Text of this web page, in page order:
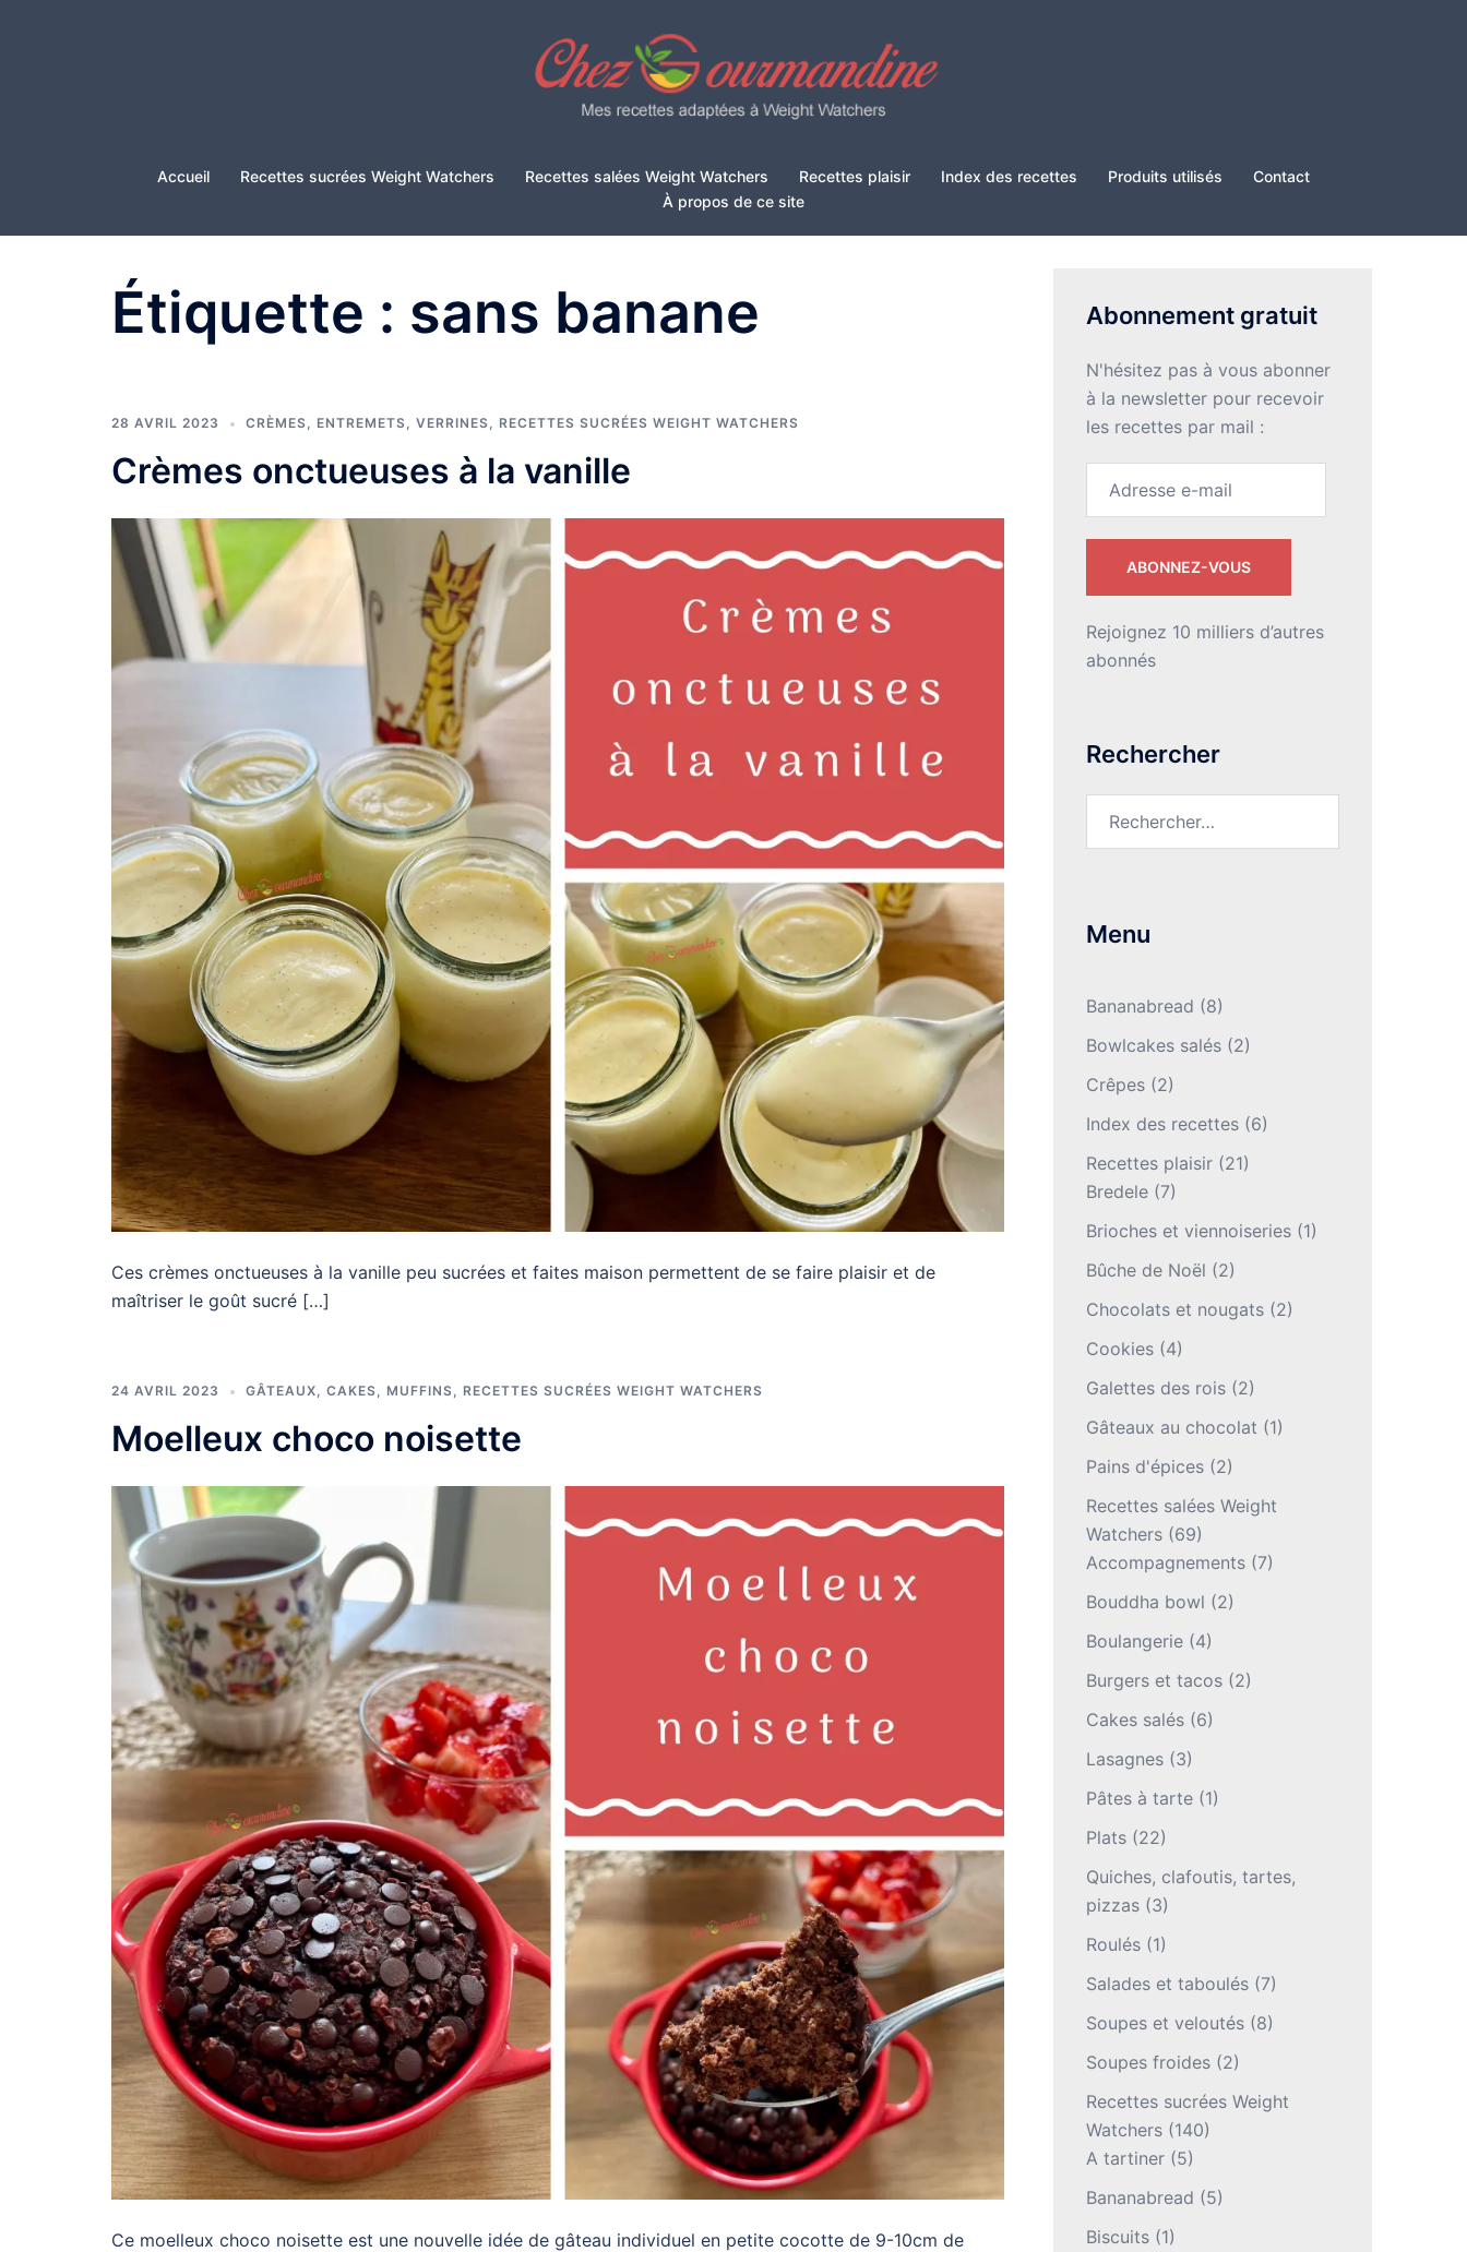
Accueil Recettes sucrées Weight Watchers Recettes salées Weight Watchers Recettes plaisir Index des recettes Produits utilisés
Contact
À propos de ce site
Étiquette : sans banane
28 AVRIL 2023 CRÈMES, ENTREMETS, VERRINES, RECETTES SUCRÉES WEIGHT WATCHERS
Crèmes onctueuses à la vanille
Ces crèmes onctueuses à la vanille peu sucrées et faites maison permettent de se faire plaisir et de
maîtriser le goût sucré […]
24 AVRIL 2023 GÂTEAUX, CAKES, MUFFINS, RECETTES SUCRÉES WEIGHT WATCHERS
Moelleux choco noisette
Ce moelleux choco noisette est une nouvelle idée de gâteau individuel en petite cocotte de 9-10cm de
Abonnement gratuit
N'hésitez pas à vous abonner
à la newsletter pour recevoir
les recettes par mail :
ABONNEZ-VOUS
Rejoignez 10 milliers d’autres
abonnés
Rechercher
Menu
Bananabread (8)
Bowlcakes salés(2)
Crêpes(2)
Index des recettes(6)
Recettes plaisir(21)
Bredele(7)
Brioches et viennoiseries(1)
Bûche de Noël (2)
Chocolats et nougats(2)
Cookies(4)
Galettes des rois(2)
Gâteaux au chocolat (1)
Pains d'épices(2)
Recettes salées Weight
Watchers(69)
Accompagnements(7)
Bouddha bowl (2)
Boulangerie(4)
Burgers et tacos(2)
Cakes salés(6)
Lasagnes(3)
Pâtes à tarte(1)
Plats(22)
Quiches, clafoutis, tartes,
pizzas(3)
Roulés(1)
Salades et taboulés(7)
Soupes et veloutés(8)
Soupes froides(2)
Recettes sucrées Weight
Watchers(140)
A tartiner(5)
Bananabread (5)
Biscuits(1)